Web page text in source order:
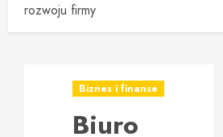
rozwoju firmy
Biznes i finanse
Biuro